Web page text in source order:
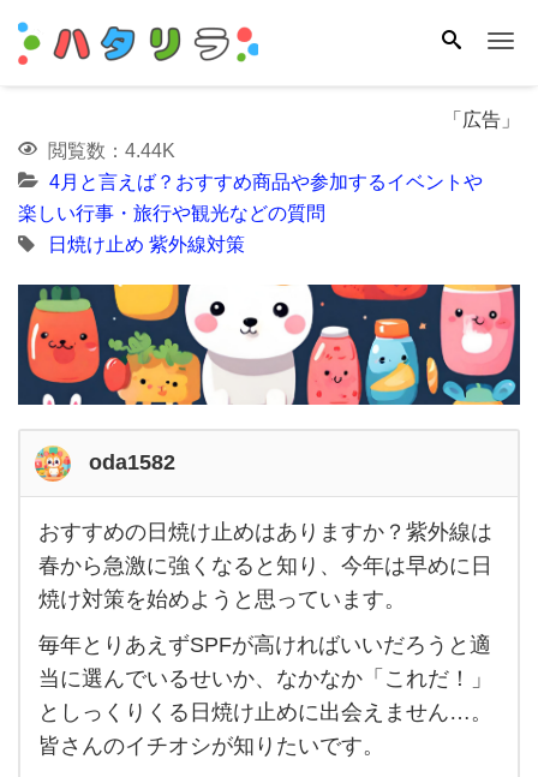
「広告」
閲覧数：4.44K
4月と言えば？おすすめ商品や参加するイベントや
楽しい行事・旅行や観光などの質問
日焼け止め 紫外線対策
oda1582
お
す
め
の日
焼け
おすすめの日焼け止めはありますか？紫外線は
春から急激に強くなると知り、今年は早めに日
焼け対策を始めようと思っています。
毎年とりあえずSPFが高ければいいだろうと適
当に選んでいるせいか、なかなか「これだ！」
としっくりくる日焼け止めに出会えません…。
皆さんのイチオシが知りたいです。